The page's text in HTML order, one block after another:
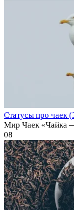
Статусы про чаек
Мир Чаек «Чайка
08